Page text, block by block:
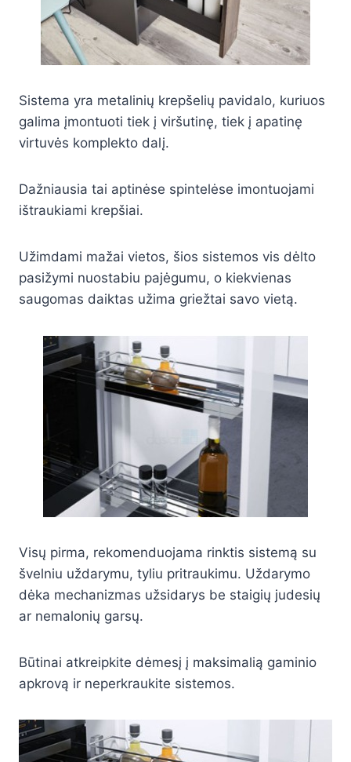
Sistema yra metalinių krepšelių pavidalo, kuriuos
galima įmontuoti tiek į viršutinę, tiek į apatinę
virtuvės komplekto dalį.
Dažniausia tai aptinėse spintelėse imontuojami
ištraukiami krepšiai.
Užimdami mažai vietos, šios sistemos vis dėlto
pasižymi nuostabiu pajėgumu, o kiekvienas
saugomas daiktas užima griežtai savo vietą.
Visų pirma, rekomenduojama rinktis sistemą su
švelniu uždarymu, tyliu pritraukimu. Uždarymo
dėka mechanizmas užsidarys be staigių judesių
ar nemalonių garsų.
Būtinai atkreipkite dėmesį į maksimalią gaminio
apkrovą ir neperkraukite sistemos.